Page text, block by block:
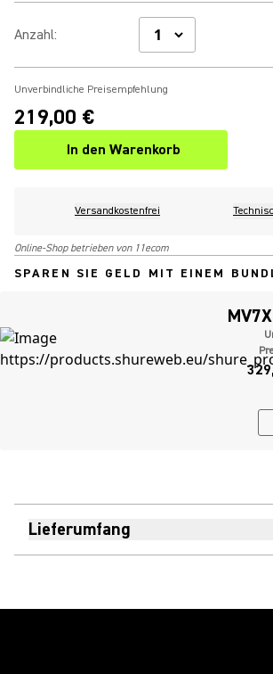
Anzahl:
Unverbindliche Preisempfehlung
219,00 €
In den Warenkorb
Versandkostenfrei
Online-Shop betrieben von 11ecom
SPAREN SIE GELD MIT EINEM
Lieferumfang